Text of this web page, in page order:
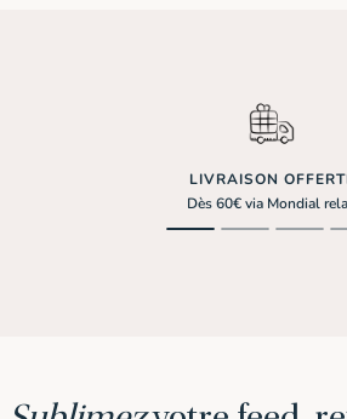
LIVRAISON
Dès 60€ via Mondial